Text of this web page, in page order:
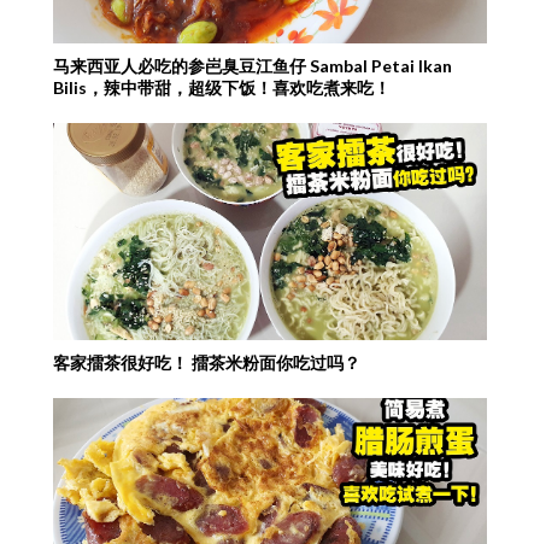
马来西亚人必吃的参岜臭豆江鱼仔 Sambal Petai Ikan
Bilis，辣中带甜，超级下饭！喜欢吃煮来吃！
客家擂茶很好吃！ 擂茶米粉面你吃过吗？